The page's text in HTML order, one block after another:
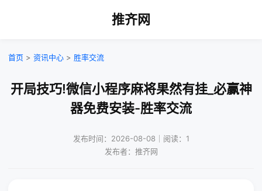
推齐网
首页 > 资讯中心 > 胜率交流
开局技巧!微信小程序麻将果然有挂_必赢神
器免费安装-胜率交流
发布时间：2026-08-08｜阅读：1
发布者：推齐网